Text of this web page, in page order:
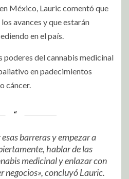
México, Lauric comentó que
avances y que estarán
en el país.
poderes del cannabis medicinal
en padecimientos
cáncer.
barreras y empezar a
hablar de las
medicinal y enlazar con
negocios», concluyó Lauric.